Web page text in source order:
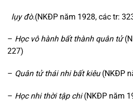
lụy đò.(NKĐP năm 1928, các tr:
– Học vô hành bất thành quân tử
227)
– Quân tử thái nhi bất kiêu(NKĐP
– Học nhi thời tập chi(NKĐP năm